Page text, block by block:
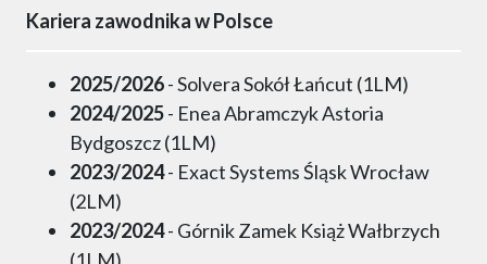
Kariera zawodnika w Polsce
2025/2026- Solvera Sokół Łańcut (1LM)
2024/2025- Enea Abramczyk Astoria
Bydgoszcz (1LM)
2023/2024- Exact Systems Śląsk Wrocław
(2LM)
2023/2024- Górnik Zamek Książ Wałbrzych